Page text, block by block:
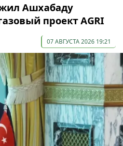
Ашхабаду
проект AGRI
07 АВГУСТА 2026 19:21